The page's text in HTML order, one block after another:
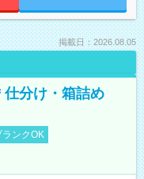
掲載日：2026.08.05
仕分け・箱詰め
ランクOK